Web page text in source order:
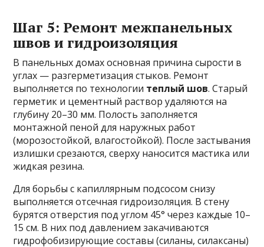
Шаг 5: Ремонт межпанельных
швов и гидроизоляция
В панельных домах основная причина сырости в
углах — разгерметизация стыков. Ремонт
выполняется по технологии теплый шов. Старый
герметик и цементный раствор удаляются на
глубину 20–30 мм. Полость заполняется
монтажной пеной для наружных работ
(морозостойкой, влагостойкой). После застывания
излишки срезаются, сверху наносится мастика или
жидкая резина.
Для борьбы с капиллярным подсосом снизу
выполняется отсечная гидроизоляция. В стену
бурятся отверстия под углом 45° через каждые 10–
15 см. В них под давлением закачиваются
гидрофобизирующие составы (силаны, силаксаны)